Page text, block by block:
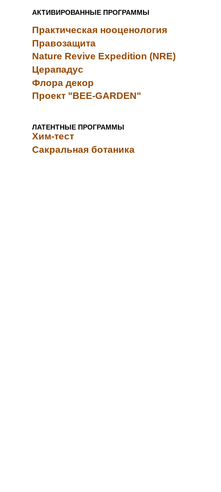
АКТИВИРОВАННЫЕ ПРОГРАММЫ
Практическая нооценология
Правозащита
Nature Revive Expedition (NRE)
Церападус
Флора декор
Проект "BEE-GARDEN"
ЛАТЕНТНЫЕ ПРОГРАММЫ
Хим-тест
Сакральная ботаника